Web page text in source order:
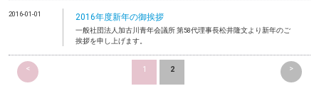
2016-01-01 2016年度新年の御挨拶
一般社団法人加古川青年会議所 第58代理事長松井隆文より新年のご
挨拶を申し上げます。
< 1 2 >